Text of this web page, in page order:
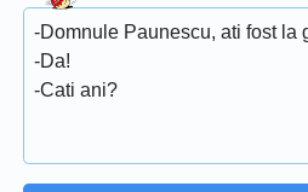
-Domnule Paunescu, ati fost la
-Da!
-Cati ani?